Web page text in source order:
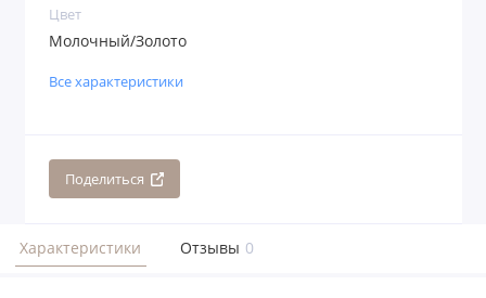
Цвет
Молочный/Золото
Все характеристики
Поделиться
Характеристики Отзывы 0